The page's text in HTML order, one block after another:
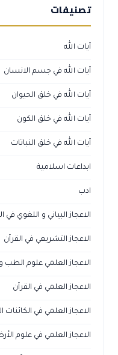
تصنيفات
آيات الله
آيات الله في جسم الانسان
آيات الله في خلق الحيوان
آيات الله في خلق الكون
آيات الله في خلق النباتات
ابداعات اسلامية
ادب
الاعجاز البياني و اللغوي في
الاعجاز التشريعي في القرآن
الاعجاز العلمي علوم الطب و
الاعجاز العلمي في القرآن
الاعجاز العلمي في الكائنات
الاعجاز العلمي في علوم